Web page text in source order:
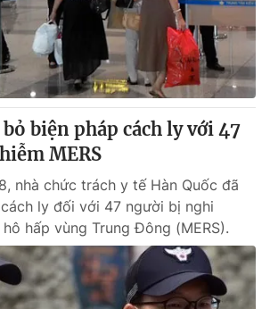
Đài Truyền hình Việt Nam
báo VTV
báo in và báo điện tử số 483/GP-BTTTT
Thủy
Nguyễn Thị Mỹ Hạnh, Phạm Quốc Thắng,
024.66 897 897
024-7300.7108
biện pháp cách ly với 47
MERS
nhà chức trách y tế Hàn Quốc đã
ly đối với 47 người bị nghi
hấp vùng Trung Đông (MERS).